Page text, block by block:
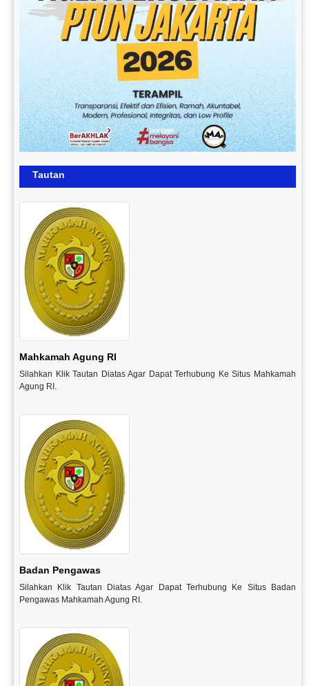
Tautan
Mahkamah Agung RI
Silahkan Klik Tautan Diatas Agar Dapat Terhubung Ke Situs Mahkamah
Agung RI.
Badan Pengawas
Silahkan Klik Tautan Diatas Agar Dapat Terhubung Ke Situs Badan
Pengawas Mahkamah Agung RI.